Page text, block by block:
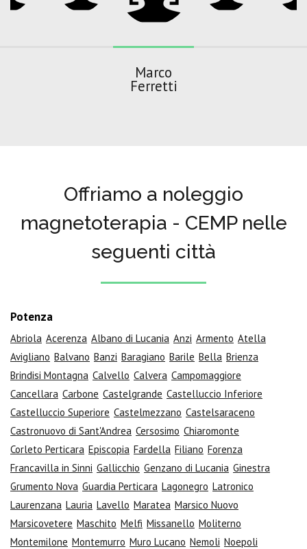
Marco
Ferretti
Offriamo a noleggio
magnetoterapia - CEMP nelle
seguenti città
Potenza
Abriola Acerenza Albano di Lucania Anzi Armento Atella
Avigliano Balvano Banzi Baragiano Barile Bella Brienza
Brindisi Montagna Calvello Calvera Campomaggiore
Cancellara Carbone Castelgrande Castelluccio Inferiore
Castelluccio Superiore Castelmezzano Castelsaraceno
Castronuovo di Sant'Andrea Cersosimo Chiaromonte
Corleto Perticara Episcopia Fardella Filiano Forenza
Francavilla in Sinni Gallicchio Genzano di Lucania Ginestra
Grumento Nova Guardia Perticara Lagonegro Latronico
Laurenzana Lauria Lavello Maratea Marsico Nuovo
Marsicovetere Maschito Melfi Missanello Moliterno
Montemilone Montemurro Muro Lucano Nemoli Noepoli